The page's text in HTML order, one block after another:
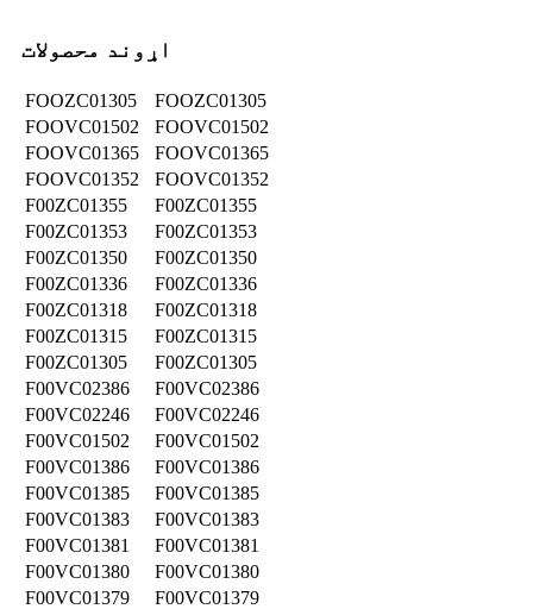
اړوند محصولات
FOOZC01305
FOOZC01305
FOOVC01502
FOOVC01502
FOOVC01365
FOOVC01365
FOOVC01352
FOOVC01352
F00ZC01355
F00ZC01355
F00ZC01353
F00ZC01353
F00ZC01350
F00ZC01350
F00ZC01336
F00ZC01336
F00ZC01318
F00ZC01318
F00ZC01315
F00ZC01315
F00ZC01305
F00ZC01305
F00VC02386
F00VC02386
F00VC02246
F00VC02246
F00VC01502
F00VC01502
F00VC01386
F00VC01386
F00VC01385
F00VC01385
F00VC01383
F00VC01383
F00VC01381
F00VC01381
F00VC01380
F00VC01380
F00VC01379
F00VC01379